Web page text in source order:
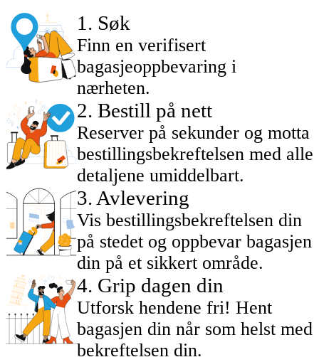
1 . Søk
Finn en verifisert
bagasjeoppbevaring i
nærheten.
2. Bestill på nett
Reserver på sekunder og motta
bestillingsbekreftelsen med alle
detaljene umiddelbart.
3. Avlevering
Vis bestillingsbekreftelsen din
på stedet og oppbevar bagasjen
din på et sikkert område.
4. Grip dagen din
Utforsk hendene fri! Hent
bagasjen din når som helst med
bekreftelsen din.